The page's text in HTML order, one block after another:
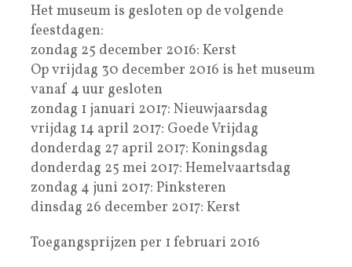
Het museum is gesloten op de volgende
feestdagen:
zondag 25 december 2016: Kerst
Op vrijdag 30 december 2016 is het museum
vanaf 4 uur gesloten
zondag 1 januari 2017: Nieuwjaarsdag
vrijdag 14 april 2017: Goede Vrijdag
donderdag 27 april 2017: Koningsdag
donderdag 25 mei 2017: Hemelvaartsdag
zondag 4 juni 2017: Pinksteren
dinsdag 26 december 2017: Kerst
Toegangsprijzen per 1 februari 2016